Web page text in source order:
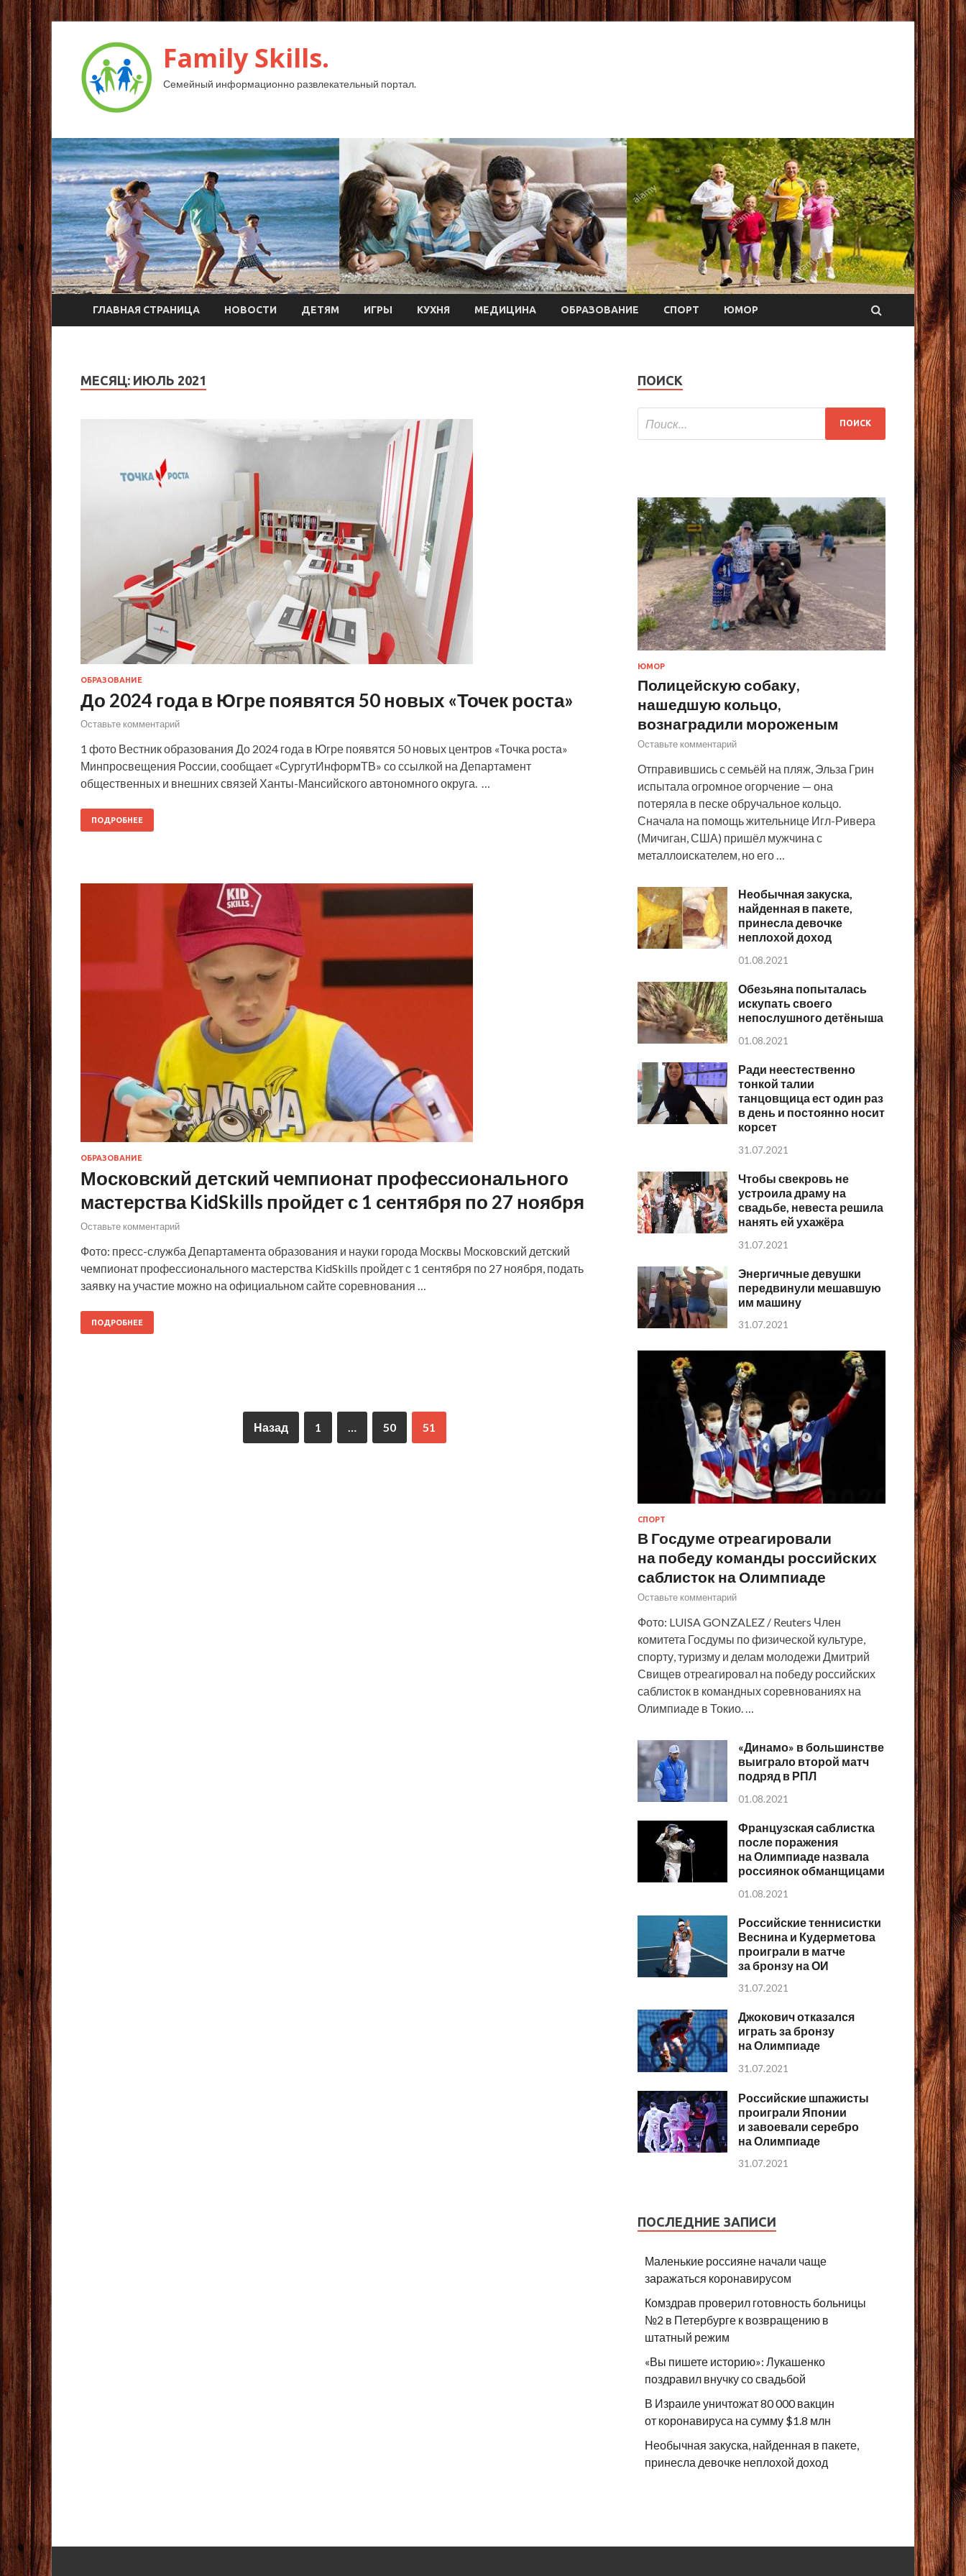
Family Skills.
Семейный информационно развлекательный портал.
ГЛАВНАЯ СТРАНИЦА НОВОСТИ ДЕТЯМ ИГРЫ КУХНЯ МЕДИЦИНА ОБРАЗОВАНИЕ СПОРТ ЮМОР
МЕСЯЦ: ИЮЛЬ 2021
ОБРАЗОВАНИЕ
До 2024 года в Югре появятся 50 новых «Точек роста»
Оставьте комментарий
1 фото Вестник образования До 2024 года в Югре появятся 50 новых центров «Точка роста»
Минпросвещения России, сообщает «СургутИнформТВ» со ссылкой на Департамент
общественных и внешних связей Ханты-Мансийского автономного округа. …
ПОДРОБНЕЕ
ОБРАЗОВАНИЕ
Московский детский чемпионат профессионального
мастерства KidSkills пройдет с 1 сентября по 27 ноября
Оставьте комментарий
Фото: пресс-служба Департамента образования и науки города Москвы Московский детский
чемпионат профессионального мастерства KidSkills пройдет с 1 сентября по 27 ноября, подать
заявку на участие можно на официальном сайте соревнования …
ПОДРОБНЕЕ
Назад 1 50 51
ПОИСК
ЮМОР
Полицейскую собаку,
нашедшую кольцо,
вознаградили мороженым
Оставьте комментарий
Отправившись с семьёй на пляж, Эльза Грин
испытала огромное огорчение — она
потеряла в песке обручальное кольцо.
Сначала на помощь жительнице Игл-Ривера
(Мичиган, США) пришёл мужчина с
металлоискателем, но его …
Необычная закуска,
найденная в пакете,
принесла девочке
неплохой доход
01.08.2021
Обезьяна попыталась
искупать своего
непослушного детёныша
01.08.2021
Ради неестественно
тонкой талии
танцовщица ест один раз
в день и постоянно носит
корсет
31.07.2021
Чтобы свекровь не
устроила драму на
свадьбе, невеста решила
нанять ей ухажёра
31.07.2021
Энергичные девушки
передвинули мешавшую
им машину
31.07.2021
СПОРТ
В Госдуме отреагировали
на победу команды российских
саблисток на Олимпиаде
Оставьте комментарий
Фото: LUISA GONZALEZ / Reuters Член
комитета Госдумы по физической культуре,
спорту, туризму и делам молодежи Дмитрий
Свищев отреагировал на победу российских
саблисток в командных соревнованиях на
Олимпиаде в Токио. …
«Динамо» в большинстве
выиграло второй матч
подряд в РПЛ
01.08.2021
Французская саблистка
после поражения
на Олимпиаде назвала
россиянок обманщицами
01.08.2021
Российские теннисистки
Веснина и Кудерметова
проиграли в матче
за бронзу на ОИ
31.07.2021
Джокович отказался
играть за бронзу
на Олимпиаде
31.07.2021
Российские шпажисты
проиграли Японии
и завоевали серебро
на Олимпиаде
31.07.2021
ПОСЛЕДНИЕ ЗАПИСИ
Маленькие россияне начали чаще
заражаться коронавирусом
Комздрав проверил готовность больницы
№2 в Петербурге к возвращению в
штатный режим
«Вы пишете историю»: Лукашенко
поздравил внучку со свадьбой
В Израиле уничтожат 80 000 вакцин
от коронавируса на сумму $1.8 млн
Необычная закуска, найденная в пакете,
принесла девочке неплохой доход